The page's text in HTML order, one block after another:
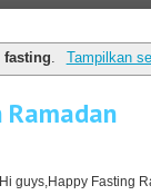
fasting Tampilkan
guys,Happy Fasting